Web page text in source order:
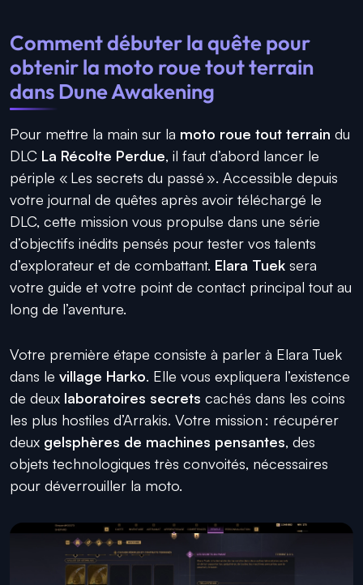
Comment débuter la quête pour
obtenir la moto roue tout terrain
dans Dune Awakening
Pour mettre la main sur la moto roue tout terrain du
DLC La Récolte Perdue, il faut d’abord lancer le
périple « Les secrets du passé ». Accessible depuis
votre journal de quêtes après avoir téléchargé le
DLC, cette mission vous propulse dans une série
d’objectifs inédits pensés pour tester vos talents
d’explorateur et de combattant. Elara Tuek sera
votre guide et votre point de contact principal tout au
long de l’aventure.
Votre première étape consiste à parler à Elara Tuek
dans le village Harko. Elle vous expliquera l’existence
de deux laboratoires secrets cachés dans les coins
les plus hostiles d’Arrakis. Votre mission : récupérer
deux gelsphères de machines pensantes, des
objets technologiques très convoités, nécessaires
pour déverrouiller la moto.